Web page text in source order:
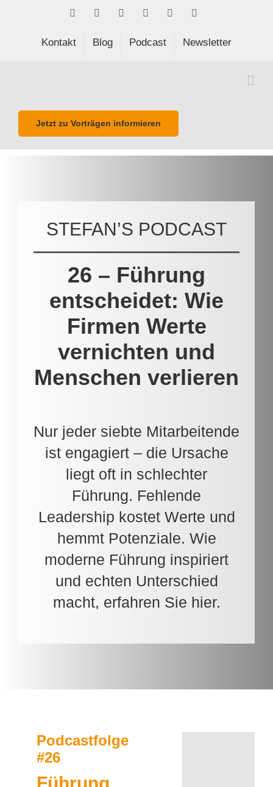
FacebookLinkedIn Spotify
Kontakt Blog Podcast Newsletter
Jetzt zu Vorträgen informieren
STEFAN’S PODCAST
26 – Führung
entscheidet: Wie
Firmen Werte
vernichten und
Menschen verlieren
Nur jeder siebte Mitarbeitende
ist engagiert – die Ursache
liegt oft in schlechter
Führung. Fehlende
Leadership kostet Werte und
hemmt Potenziale. Wie
moderne Führung inspiriert
und echten Unterschied
macht, erfahren Sie hier.
Podcastfolge
#26